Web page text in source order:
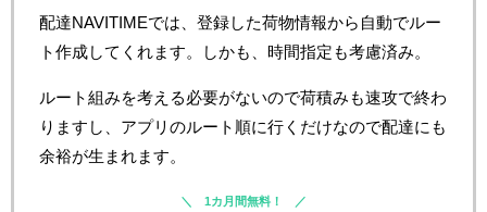
配達NAVITIMEでは、登録した荷物情報から自動でルー
ト作成してくれます。しかも、時間指定も考慮済み。
ルート組みを考える必要がないので荷積みも速攻で終わ
りますし、アプリのルート順に行くだけなので配達にも
余裕が生まれます。
1カ月間無料！